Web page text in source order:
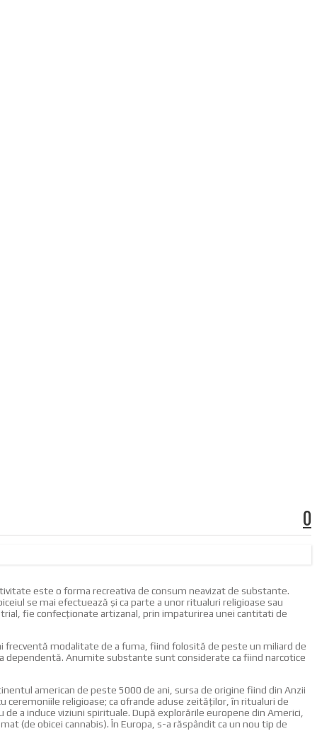
0
este o forma recreativa de consum neavizat de substante.
se mai efectuează şi ca parte a unor ritualuri religioase sau
fie confecţionate artizanal, prin impaturirea unei cantitati de
modalitate de a fuma, fiind folosită de peste un miliard de
dependentă. Anumite substante sunt considerate ca fiind narcotice
american de peste 5000 de ani, sursa de origine fiind din Anzii
ceremoniile religioase; ca ofrande aduse zeităţilor, în ritualuri de
a induce viziuni spirituale. După explorările europene din Americi,
(de obicei cannabis). În Europa, s-a răspândit ca un nou tip de